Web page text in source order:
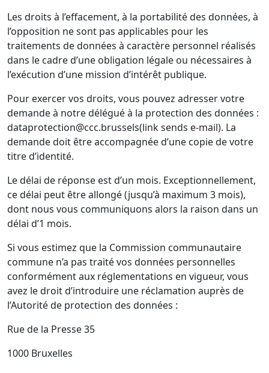
Les droits à l’effacement, à la portabilité des données, à
l’opposition ne sont pas applicables pour les
traitements de données à caractère personnel réalisés
dans le cadre d’une obligation légale ou nécessaires à
l’exécution d’une mission d’intérêt publique.
Pour exercer vos droits, vous pouvez adresser votre
demande à notre délégué à la protection des données :
dataprotection@ccc.brussels(link sends e-mail). La
demande doit être accompagnée d’une copie de votre
titre d’identité.
Le délai de réponse est d’un mois. Exceptionnellement,
ce délai peut être allongé (jusqu’à maximum 3 mois),
dont nous vous communiquons alors la raison dans un
délai d’1 mois.
Si vous estimez que la Commission communautaire
commune n’a pas traité vos données personnelles
conformément aux réglementations en vigueur, vous
avez le droit d’introduire une réclamation auprès de
l’Autorité de protection des données :
Rue de la Presse 35
1000 Bruxelles